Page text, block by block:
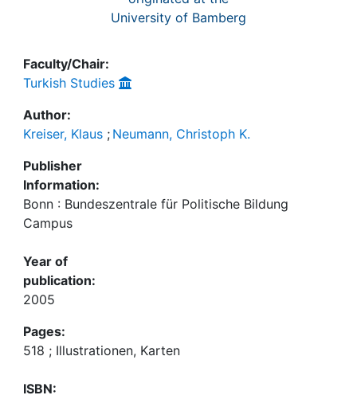
University of Bamberg
Faculty/Chair:
Turkish Studies
Author:
Kreiser, Klaus ; Neumann, Christoph K.
Publisher
Information:
Bonn : Bundeszentrale für Politische Bildung
Campus
Year of
publication:
2005
Pages:
518 ; Illustrationen, Karten
ISBN: